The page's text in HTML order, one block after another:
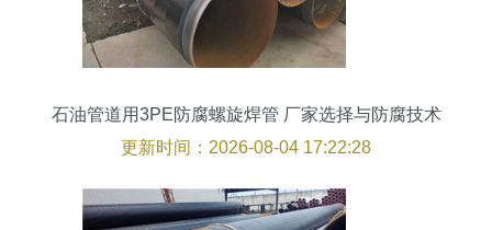
石油管道用3PE防腐螺旋焊管 厂家选择与防腐技术
解读
更新时间：2026-08-04 17:22:28